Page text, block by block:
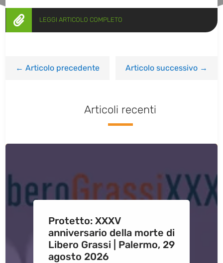
 LEGGI ARTICOLO COMPLETO
←Articolo precedente Articolo successivo→
Articoli recenti
Protetto: XXXV
anniversario della morte di
Libero Grassi | Palermo, 29
agosto 2026